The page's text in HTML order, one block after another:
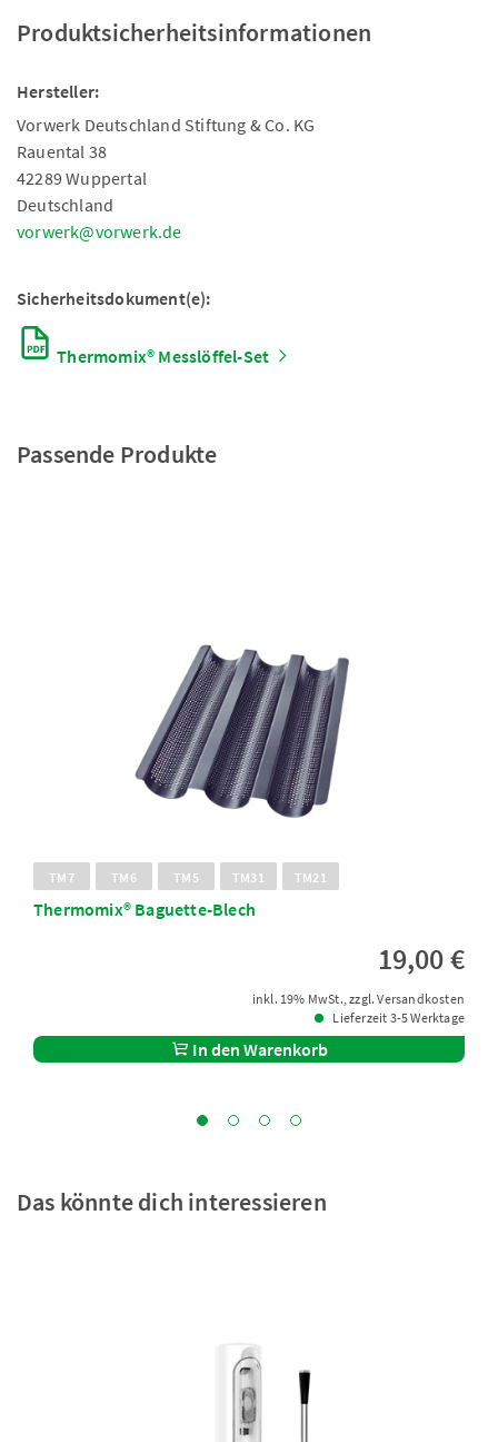
Produktsicherheitsinformationen
Hersteller:
Vorwerk Deutschland Stiftung & Co. KG
Rauental 38
42289 Wuppertal
Deutschland
vorwerk@vorwerk.de
Sicherheitsdokument(e):
Thermomix® Messlöffel-Set
Passende Produkte
TM7 TM6 TM5 TM31 TM21
Thermomix® Baguette-Blech
19,00 €
inkl. 19% MwSt., zzgl. Versandkosten
Lieferzeit 3-5 Werktage
In den Warenkorb
Das könnte dich interessieren